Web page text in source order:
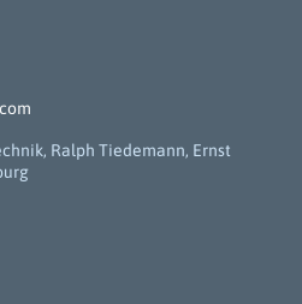
Ralph Tiedemann, Ernst